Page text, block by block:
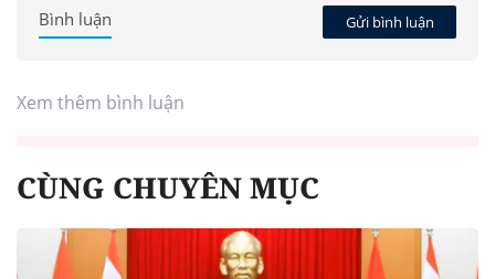
Gửi bình luận
Bình luận
Xem thêm bình luận
CÙNG CHUYÊN MỤC